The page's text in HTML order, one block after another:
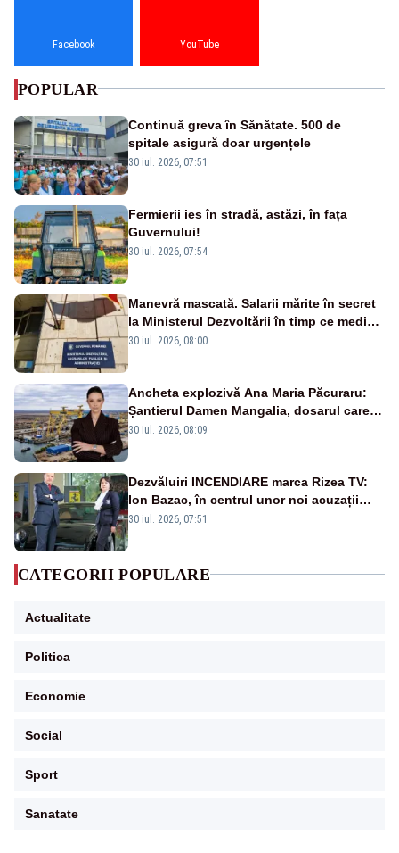
Facebook YouTube
POPULAR
Continuă greva în Sănătate. 500 de
spitale asigură doar urgențele
30 iul. 2026, 07:51
Fermierii ies în stradă, astăzi, în fața
Guvernului!
30 iul. 2026, 07:54
Manevră mascată. Salarii mărite în secret
la Ministerul Dezvoltării în timp ce medicii
ies în stradă
30 iul. 2026, 08:00
Ancheta explozivă Ana Maria Păcuraru:
Șantierul Damen Mangalia, dosarul care
scufundă apărarea României
30 iul. 2026, 08:09
Dezvăluiri INCENDIARE marca Rizea TV:
Ion Bazac, în centrul unor noi acuzații
publice
30 iul. 2026, 07:51
CATEGORII POPULARE
Actualitate
Politica
Economie
Social
Sport
Sanatate